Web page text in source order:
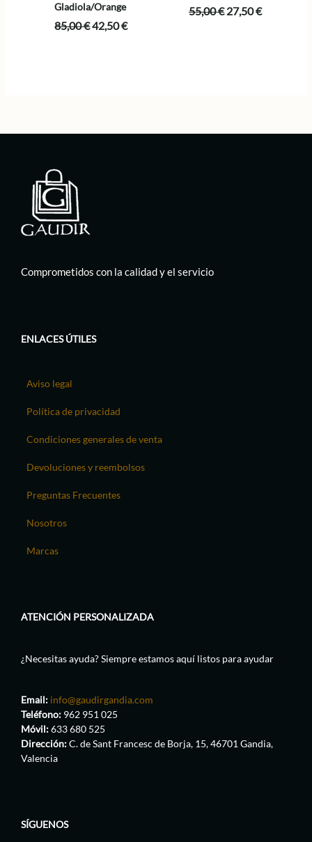
Gladiola/Orange
85,00€El
42,50€El
55,00€ El
27,50€El
Comprometidos con la calidad y el servicio
ENLACES ÚTILES
Aviso legal
Política de privacidad
Condiciones generales de venta
Devoluciones y reembolsos
Preguntas Frecuentes
Nosotros
Marcas
ATENCIÓN PERSONALIZADA
¿Necesitas ayuda? Siempre estamos aquí listos para ayudar
Email: info@gaudirgandia.com
Teléfono: 962 951 025
Móvil:633 680 525
Dirección:C. de Sant Francesc de Borja, 15, 46701 Gandia,
Valencia
SÍGUENOS